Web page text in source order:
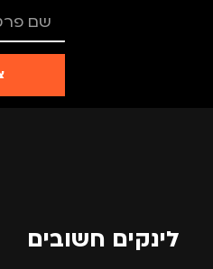
לינקים חשובים